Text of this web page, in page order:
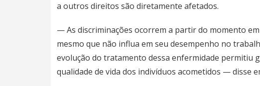
a outros direitos são diretamente afetados.
— As discriminações ocorrem a partir do momento
mesmo que não influa em seu desempenho no
evolução do tratamento dessa enfermidade permitiu
qualidade de vida dos indivíduos acometidos — disse